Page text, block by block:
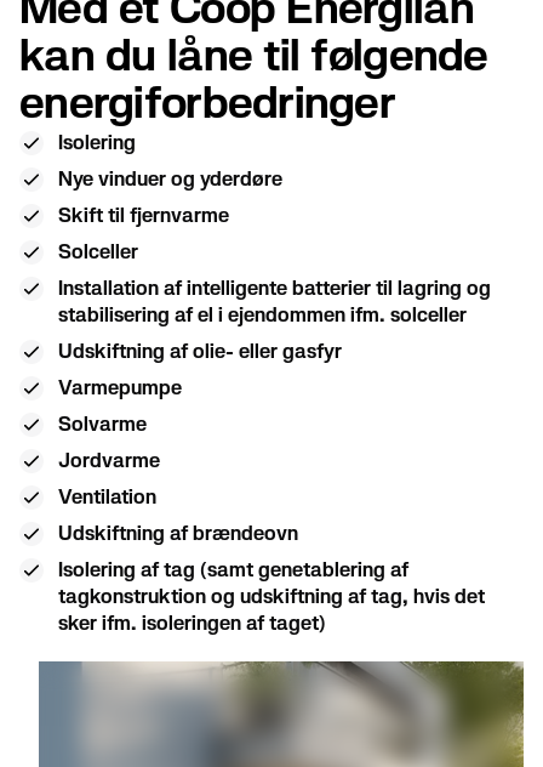
kan du låne til følgende
energiforbedringer
Isolering
Nye vinduer og yderdøre
Skift til fjernvarme
Solceller
Installation af intelligente batterier til lagring og
stabilisering af el i ejendommen ifm. solceller
Udskiftning af olie- eller gasfyr
Varmepumpe
Solvarme
Jordvarme
Ventilation
Udskiftning af brændeovn
Isolering af tag (samt genetablering af
tagkonstruktion og udskiftning af tag, hvis det
sker ifm. isoleringen af taget)